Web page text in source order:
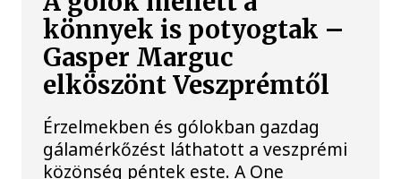
könnyek is potyogtak –
Gasper Marguc
elköszönt Veszprémtől
Érzelmekben és gólokban gazdag
gálamérkőzést láthatott a veszprémi
közönség péntek este. A One